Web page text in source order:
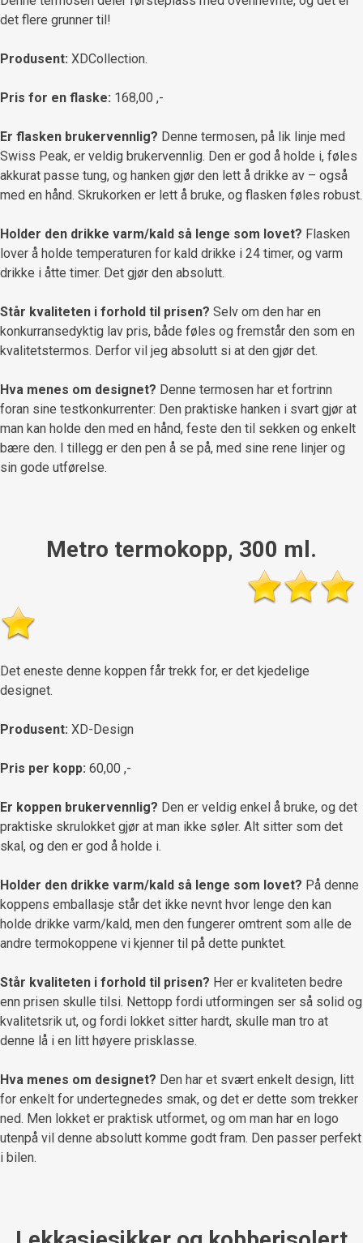
det flere grunner til!
Produsent: XDCollection.
Pris for en flaske: 168,00 ,-
Er flasken brukervennlig? Denne termosen, på lik linje med
Swiss Peak, er veldig brukervennlig. Den er god å holde i, føles
akkurat passe tung, og hanken gjør den lett å drikke av – også
med en hånd. Skrukorken er lett å bruke, og flasken føles robust.
Holder den drikke varm/kald så lenge som lovet? Flasken
lover å holde temperaturen for kald drikke i 24 timer, og varm
drikke i åtte timer. Det gjør den absolutt.
Står kvaliteten i forhold til prisen? Selv om den har en
konkurransedyktig lav pris, både føles og fremstår den som en
kvalitetstermos. Derfor vil jeg absolutt si at den gjør det.
Hva menes om designet? Denne termosen har et fortrinn
foran sine testkonkurrenter: Den praktiske hanken i svart gjør at
man kan holde den med en hånd, feste den til sekken og enkelt
bære den. I tillegg er den pen å se på, med sine rene linjer og
sin gode utførelse.
Metro termokopp, 300 ml.
Det eneste denne koppen får trekk for, er det kjedelige
designet.
Produsent: XD-Design
Pris per kopp: 60,00 ,-
Er koppen brukervennlig? Den er veldig enkel å bruke, og det
praktiske skrulokket gjør at man ikke søler. Alt sitter som det
skal, og den er god å holde i.
Holder den drikke varm/kald så lenge som lovet? På denne
koppens emballasje står det ikke nevnt hvor lenge den kan
holde drikke varm/kald, men den fungerer omtrent som alle de
andre termokoppene vi kjenner til på dette punktet.
Står kvaliteten i forhold til prisen? Her er kvaliteten bedre
enn prisen skulle tilsi. Nettopp fordi utformingen ser så solid og
kvalitetsrik ut, og fordi lokket sitter hardt, skulle man tro at
denne lå i en litt høyere prisklasse.
Hva menes om designet? Den har et svært enkelt design, litt
for enkelt for undertegnedes smak, og det er dette som trekker
ned. Men lokket er praktisk utformet, og om man har en logo
utenpå vil denne absolutt komme godt fram. Den passer perfekt
i bilen.